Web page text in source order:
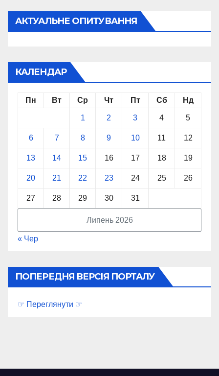
АКТУАЛЬНЕ ОПИТУВАННЯ
КАЛЕНДАР
Липень 2026
Пн Вт Ср Чт Пт Сб Нд
1 2 3 4 5
6 7 8 9 10 11 12
13 14 15 16 17 18 19
20 21 22 23 24 25 26
27 28 29 30 31
« Чер
ПОПЕРЕДНЯ ВЕРСІЯ ПОРТАЛУ
☞ Переглянути ☞